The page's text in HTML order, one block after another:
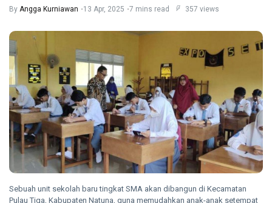
Perusahaan
Pekerjakan
391
Penyandang
Disabilitas
2026
views
RIAU
Pemprov
Riau
Percepat
Peremajaan
Kelapa,
2.143
Hektare
Sudah
Ditanami
10
Aug,
2026
20
views
NATUNA
Damkar
Natuna
Kebakaran
Aug,
2026
15
views
By Angga Kurniawan 13 Apr, 2025 7 mins read 357 views
Sebuah unit sekolah baru tingkat SMA akan dibangun di Kecamatan
Pulau Tiga, Kabupaten Natuna, guna memudahkan anak-anak setempat